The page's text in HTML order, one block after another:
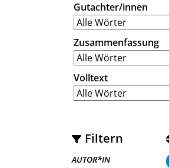
Gutachter/innen
Zusammenfassung
Volltext
Filtern
AUTOR*IN